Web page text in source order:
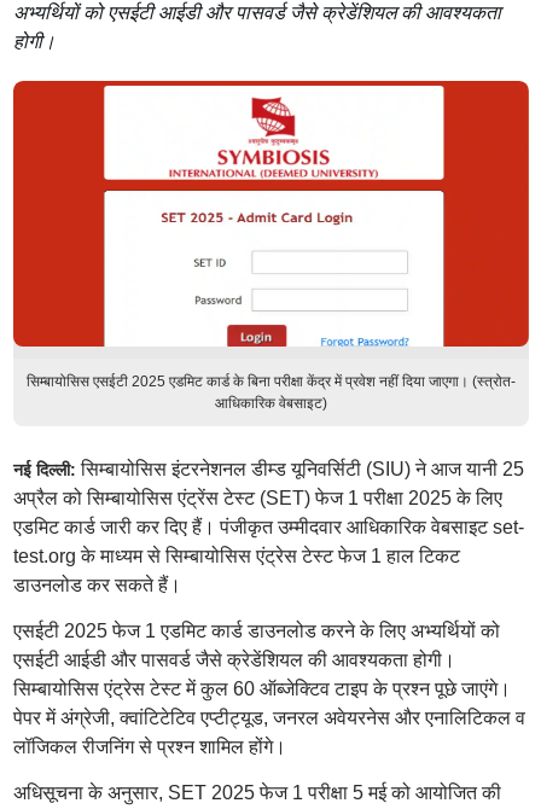
अभ्यर्थियों को एसईटी आईडी और पासवर्ड जैसे क्रेडेंशियल की आवश्यकता
होगी।
सिम्बायोसिस एसईटी 2025 एडमिट कार्ड के बिना परीक्षा केंद्र में प्रवेश नहीं दिया जाएगा। (स्त्रोत-
आधिकारिक वेबसाइट)
नई दिल्ली: सिम्बायोसिस इंटरनेशनल डीम्ड यूनिवर्सिटी (SIU) ने आज यानी 25
अप्रैल को सिम्बायोसिस एंट्रेंस टेस्ट (SET) फेज 1 परीक्षा 2025 के लिए
एडमिट कार्ड जारी कर दिए हैं। पंजीकृत उम्मीदवार आधिकारिक वेबसाइट set-
test.org के माध्यम से सिम्बायोसिस एंट्रेस टेस्ट फेज 1 हाल टिकट
डाउनलोड कर सकते हैं।
एसईटी 2025 फेज 1 एडमिट कार्ड डाउनलोड करने के लिए अभ्यर्थियों को
एसईटी आईडी और पासवर्ड जैसे क्रेडेंशियल की आवश्यकता होगी।
सिम्बायोसिस एंट्रेस टेस्ट में कुल 60 ऑब्जेक्टिव टाइप के प्रश्न पूछे जाएंगे।
पेपर में अंग्रेजी, क्वांटिटेटिव एप्टीट्यूड, जनरल अवेयरनेस और एनालिटिकल व
लॉजिकल रीजनिंग से प्रश्न शामिल होंगे।
अधिसूचना के अनुसार, SET 2025 फेज 1 परीक्षा 5 मई को आयोजित की